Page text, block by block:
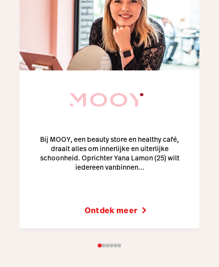
Bij MOOY, een beauty store en healthy café,
draait alles om innerlijke en uiterlijke
schoonheid. Oprichter Yana Lamon (25) wilt
iedereen vanbinnen...
Ontdek meer